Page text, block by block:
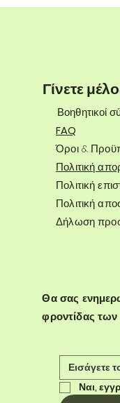
Γίνετε
Βοηθητικοί
FAQ
Όροι &
Πολιτική
Πολιτική
Πολιτική
Δήλωση
Θα σας
φροντίδας
Ναι,